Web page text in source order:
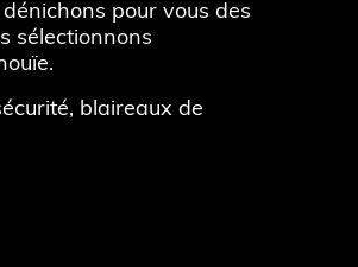
pour vous des
sélectionnons
blaireaux de